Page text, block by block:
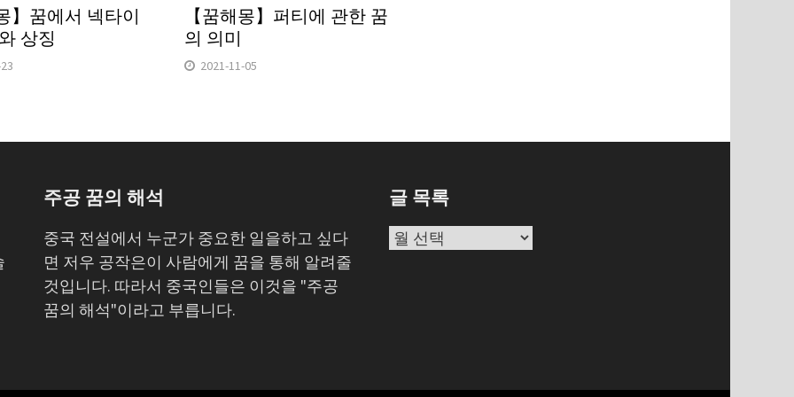
】꿈에서 넥타이
상징
【꿈해몽】퍼티에 관한 꿈
의 의미
2021-11-05
주공 꿈의 해석
중국 전설에서 누군가 중요한 일을하고 싶다
면 저우 공작은이 사람에게 꿈을 통해 알려줄
것입니다. 따라서 중국인들은 이것을 "주공
꿈의 해석"이라고 부릅니다.
글 목록
글